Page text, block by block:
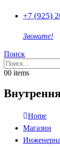
+7 (925)
Звоните!
Поиск
00 items
Home
Магазин